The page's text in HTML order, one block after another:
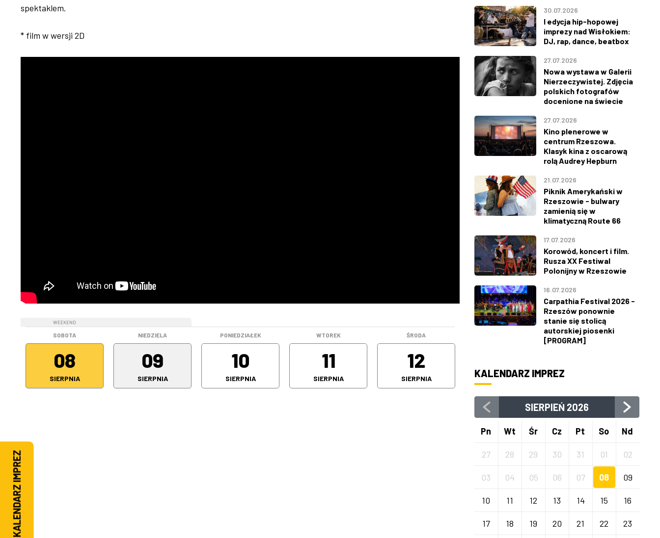
spektaklem.
* film w wersji 2D
WEEKEND
SOBOTA
08
SIERPNIA
NIEDZIELA
09
SIERPNIA
PONIEDZIAŁEK
10
SIERPNIA
WTOREK
11
SIERPNIA
ŚRODA
12
SIERPNIA SIERPNIA
WEEKEND
PIĄTEK
30.07.2026
I edycja hip-hopowej
imprezy nad Wisłokiem:
DJ, rap, dance, beatbox
27.07.2026
Nowa wystawa w Galerii
Nierzeczywistej. Zdjęcia
polskich fotografów
docenione na świecie
27.07.2026
Kino plenerowe w
centrum Rzeszowa.
Klasyk kina z oscarową
rolą Audrey Hepburn
21.07.2026
Piknik Amerykański w
Rzeszowie - bulwary
zamienią się w
klimatyczną Route 66
17.07.2026
Korowód, koncert i film.
Rusza XX Festiwal
Polonijny w Rzeszowie
16.07.2026
Carpathia Festival 2026 -
Rzeszów ponownie
stanie się stolicą
autorskiej piosenki
[PROGRAM]
KALENDARZ IMPREZ
SIERPIEŃ 2026
Pn Wt Śr Cz Pt So Nd
27 28 29 30 31 01 02
03 04 05 06 07 08 09
10 11 12 13 14 15 16
17 18 19 20 21 22 23
KALENDARZ IMPREZ